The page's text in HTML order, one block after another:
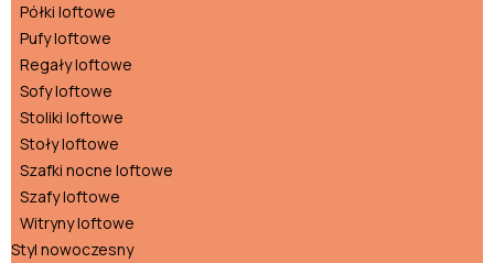
Półki loftowe
Pufy loftowe
Regały loftowe
Sofy loftowe
Stoliki loftowe
Stoły loftowe
Szafki nocne loftowe
Szafy loftowe
Witryny loftowe
Styl nowoczesny